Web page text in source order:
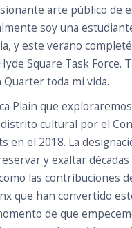
arte público de
soy una
y este verano
Square Task Force.
toda mi vida.
Plain que
cultural por el
en el 2018. La
y exaltar
las contribuciones
que han convertido
de que